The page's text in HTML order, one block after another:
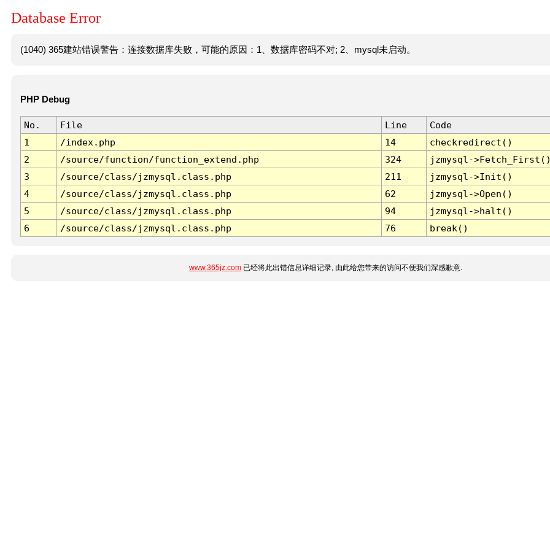
Database Error
(1040) 365建站错误警告：连接数据库失败，可能的原因：1、数据库密码不对; 2、mysql未启动。
PHP Debug
No. File Line
Code
1
/index.php 14
checkredirect()
2
/source/function/function_extend.php 324
jzmysql-
3
/source/class/jzmysql.class.php 211
jzmysql->Init()
4
/source/class/jzmysql.class.php 62
jzmysql->Open()
5
/source/class/jzmysql.class.php 94
jzmysql->halt()
6
/source/class/jzmysql.class.php 76 break()
www.365jz.com已经将此出错信息详细记录, 由此给您带来的访问不便我们深感歉意.